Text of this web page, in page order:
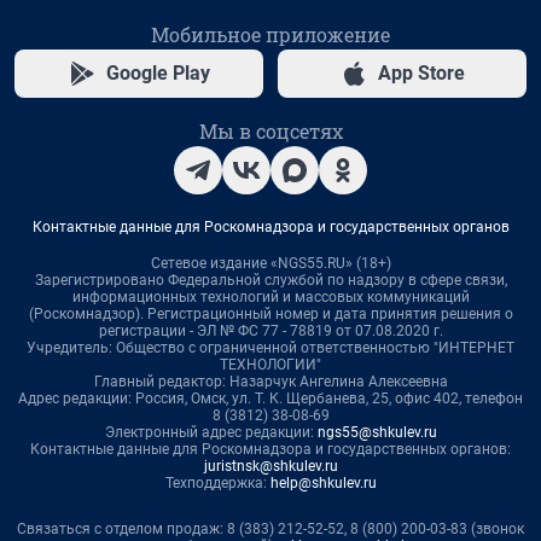
Мобильное приложение
Google Play App Store
Мы в соцсетях
Контактные данные для Роскомнадзора и государственных органов
Сетевое издание «NGS55.RU» (18+)
Зарегистрировано Федеральной службой по надзору в сфере связи,
информационных технологий и массовых коммуникаций
(Роскомнадзор). Регистрационный номер и дата принятия решения о
регистрации - ЭЛ № ФС 77 - 78819 от 07.08.2020 г.
Учредитель: Общество с ограниченной ответственностью "ИНТЕРНЕТ
ТЕХНОЛОГИИ"
Главный редактор: Назарчук Ангелина Алексеевна
Адрес редакции: Россия, Омск, ул. Т. К. Щербанева, 25, офис 402, телефон
8 (3812) 38-08-69
Электронный адрес редакции: ngs55@shkulev.ru
Контактные данные для Роскомнадзора и государственных органов:
juristnsk@shkulev.ru
Техподдержка: help@shkulev.ru
Связаться с отделом продаж: 8 (383) 212-52-52, 8 (800) 200-03-83 (звонок